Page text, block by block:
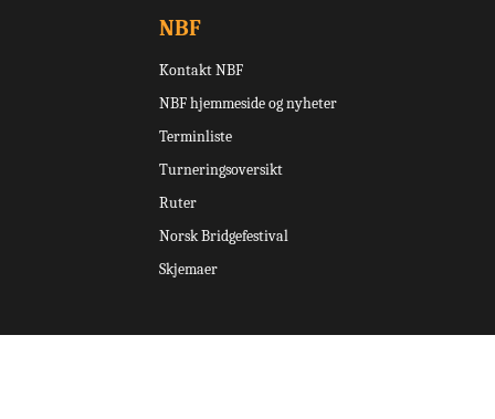
NBF
Kontakt NBF
NBF hjemmeside og nyheter
Terminliste
Turneringsoversikt
Ruter
Norsk Bridgefestival
Skjemaer